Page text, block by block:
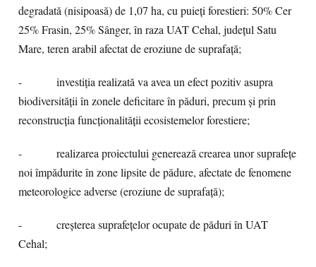
degradată (nisipoasă) de 1,07 ha, cu puieți forestieri: 50% Cer
25% Frasin, 25% Sânger, în raza UAT Cehal, județul Satu
Mare, teren arabil afectat de eroziune de suprafață;
- investiția realizată va avea un efect pozitiv asupra
biodiversității în zonele deficitare în păduri, precum și prin
reconstrucția funcționalității ecosistemelor forestiere;
- realizarea proiectului generează crearea unor suprafețe
noi împădurite în zone lipsite de pădure, afectate de fenomene
meteorologice adverse (eroziune de suprafață);
- creșterea suprafețelor ocupate de păduri în UAT
Cehal;